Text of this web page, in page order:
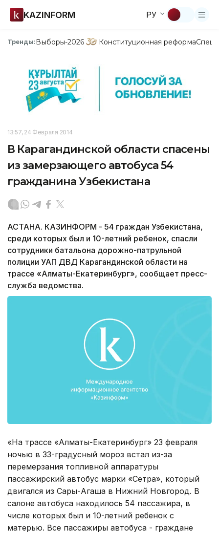
KAZINFORM РУ
Тренды:Выборы-2026 Конституционная реформа
13:57, 24 Февраля 2014
В Карагандинской области спасены
из замерзающего автобуса 54
гражданина Узбекистана
АСТАНА. КАЗИНФОРМ - 54 граждан Узбекистана,
среди которых был и 10-летний ребенок, спасли
сотрудники батальона дорожно-патрульной
полиции УАП ДВД Карагандинской области на
трассе «Алматы-Екатеринбург», сообщает пресс-
служба ведомства.
«На трассе «Алматы-Екатеринбург» 23 февраля
ночью в 33-градусный мороз встал из-за
перемерзания топливной аппаратуры
пассажирский автобус марки «Сетра», который
двигался из Сары-Агаша в Нижний Новгород. В
салоне автобуса находилось 54 пассажира, в
числе которых был и 10-летний ребенок с
матерью. Все пассажиры автобуса - граждане